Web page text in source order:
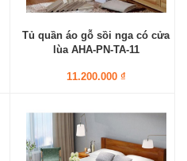
Tủ quần áo gỗ sồi nga có cửa
lùa AHA-PN-TA-11
11.200.000 ₫